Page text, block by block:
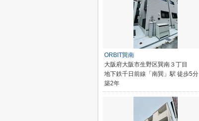
ORBIT巽南
大阪府大阪市生野区巽南３丁目
地下鉄千日前線「南巽」駅 徒歩5分
築2年